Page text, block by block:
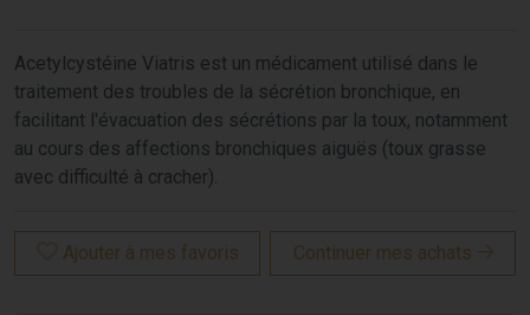
Acetylcystéine Viatris est un médicament utilisé dans le
traitement des troubles de la sécrétion bronchique, en
facilitant l'évacuation des sécrétions par la toux, notamment
au cours des affections bronchiques aiguës (toux grasse
avec difficulté à cracher).
Ajouter à mes favoris Continuer mes achats